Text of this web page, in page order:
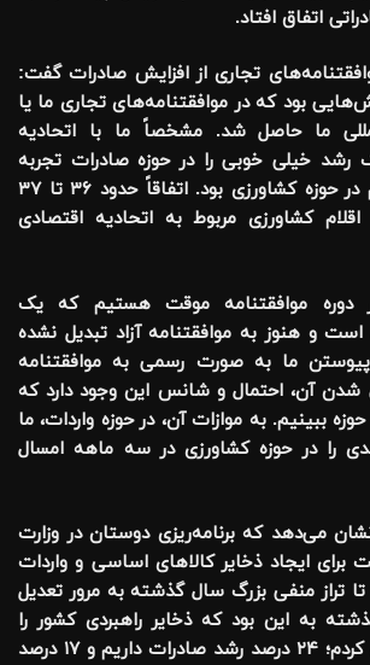
اتفاق افتاد.
تجاری از افزایش صادرات گفت:
بود که در موافقتنامه‌های تجاری ما یا
ما حاصل شد. مشخصاً ما با اتحادیه
رشد خیلی خوبی را در حوزه صادرات تجربه
کردیم که عمدتاً هم در حوزه کشاورزی بود. اتفاقاً حدود ۳۶ تا ۳۷
کشاورزی مربوط به اتحادیه اقتصادی
دوره موافقتنامه موقت هستیم که یک
است و هنوز به موافقتنامه آزاد تبدیل نشده
ما به صورت رسمی به موافقتنامه
شدن آن، احتمال و شانس این وجود دارد که
ببینیم. به موازات آن، در حوزه واردات، ما
۱۷ درصدی را در حوزه کشاورزی در سه ماهه امسال
می‌دهد که برنامه‌ریزی دوستان در وزارت
برای ایجاد ذخایر کالا‌های اساسی و واردات
منفی بزرگ سال گذشته به مرور تعدیل
به این بود که ذخایر راهبردی کشور را
توسعه دهیم. عرض کردم؛ ۲۴ درصد رشد صادرات داریم و ۱۷ درصد